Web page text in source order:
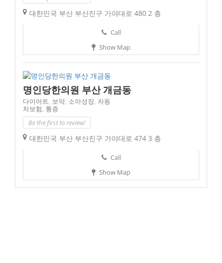
대한민국 부산 부산진구 가야대로 480 2 층
Call
Show Map
명인당한의원 부산 개금동
다이어트, 보약, 소아성장, 자동
차보험, 통증
Be the first to review!
대한민국 부산 부산진구 가야대로 474 3 층
Call
Show Map